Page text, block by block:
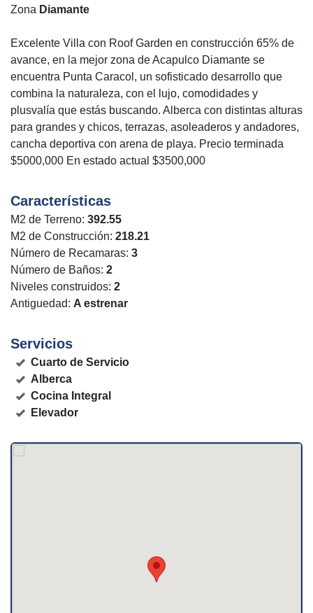
Zona Diamante
Excelente Villa con Roof Garden en construcción 65% de
avance, en la mejor zona de Acapulco Diamante se
encuentra Punta Caracol, un sofisticado desarrollo que
combina la naturaleza, con el lujo, comodidades y
plusvalía que estás buscando. Alberca con distintas alturas
para grandes y chicos, terrazas, asoleaderos y andadores,
cancha deportiva con arena de playa. Precio terminada
$5000,000 En estado actual $3500,000
Características
M2 de Terreno: 392.55
M2 de Construcción: 218.21
Número de Recamaras: 3
Número de Baños: 2
Niveles construidos: 2
Antiguedad: A estrenar
Servicios
Cuarto de Servicio
Alberca
Cocina Integral
Elevador